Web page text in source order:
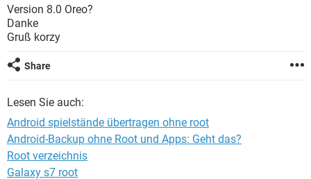
FACEBOOK
Version 8.0 Oreo?
Danke
Gruß korzy
Share
Lesen Sie auch:
Android spielstände übertragen ohne root
Android-Backup ohne Root und Apps: Geht das?
Root verzeichnis
Galaxy s7 root